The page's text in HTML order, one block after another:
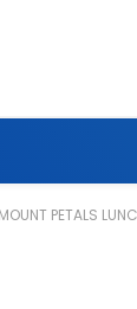
PETALS